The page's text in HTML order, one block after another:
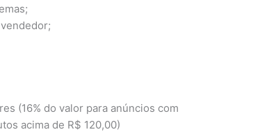
(16% do valor para anúncios com
acima de R$ 120,00)